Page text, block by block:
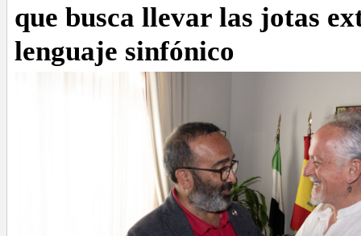
que busca llevar las jotas
lenguaje sinfónico